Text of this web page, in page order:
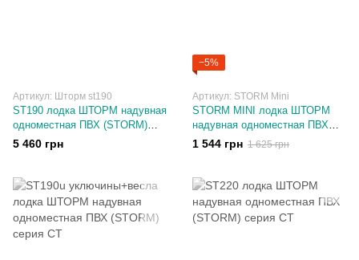
Артикул: Шторм st190
ST190 лодка ШТОРМ надувная
одноместная ПВХ (STORM)
серия СТ
5 460 грн
−5%
Артикул: STORM Mini
STORM MINI лодка ШТОРМ
надувная одноместная ПВХ
(STORM)
1 544 грн 1 625 грн